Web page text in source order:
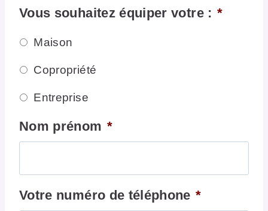
Vous souhaitez équiper votre : *
Maison
Copropriété
Entreprise
Nom prénom *
Votre numéro de téléphone *